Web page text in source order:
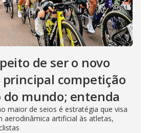
de ser o novo
principal competição
do mundo; entenda
maior de seios é estratégia que visa
aerodinâmica artificial às atletas,